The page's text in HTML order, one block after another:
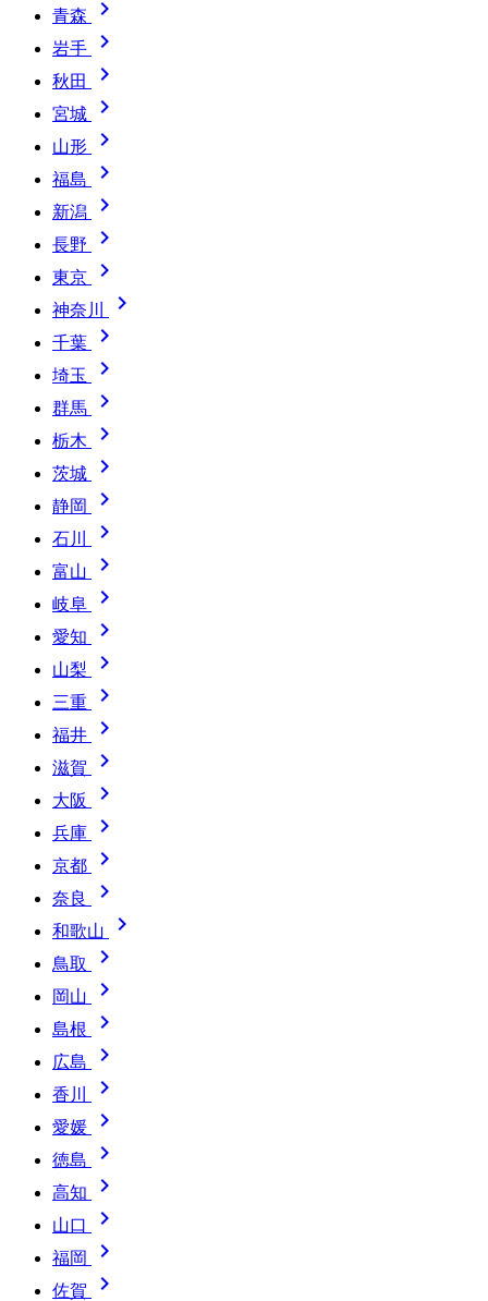
青森 
岩手 
秋田 
宮城 
山形 
福島 
新潟 
長野 
東京 
神奈川 
千葉 
埼玉 
群馬 
栃木 
茨城 
静岡 
石川 
富山 
岐阜 
愛知 
山梨 
三重 
福井 
滋賀 
大阪 
兵庫 
京都 
奈良 
和歌山 
鳥取 
岡山 
島根 
広島 
香川 
愛媛 
徳島 
高知 
山口 
福岡 
佐賀 